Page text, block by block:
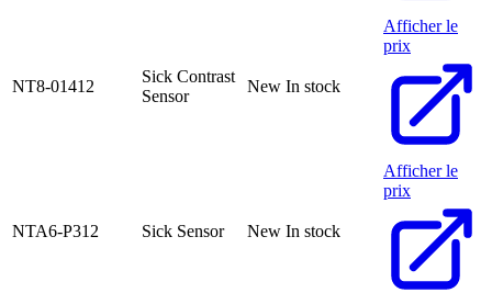
NT8-01412
Sick Contrast
Sensor
New In stock
Afficher le
prix
NTA6-P312 Sick Sensor New In stock
Afficher le
prix